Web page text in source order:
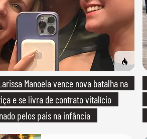
Manoela vence nova batalha na
e se livra de contrato vitalício
pelos pais na infância